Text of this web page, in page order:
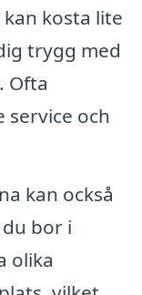
kosta lite
trygg med
Ofta
och
kan också
bor i
olika